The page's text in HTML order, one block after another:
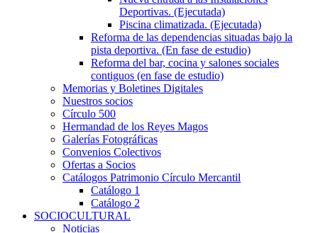
Deportivas. (Ejecutada)
Piscina climatizada. (Ejecutada)
Reforma de las dependencias situadas bajo la
pista deportiva. (En fase de estudio)
Reforma del bar, cocina y salones sociales
contiguos (en fase de estudio)
Memorias y Boletines Digitales
Nuestros socios
Círculo 500
Hermandad de los Reyes Magos
Galerías Fotográficas
Convenios Colectivos
Ofertas a Socios
Catálogos Patrimonio Círculo Mercantil
Catálogo 1
Catálogo 2
SOCIOCULTURAL
Noticias